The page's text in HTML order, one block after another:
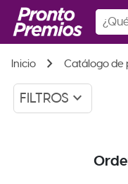
Inicio chevron_right Catálogo de
FILTROS keyboard_arrow_down